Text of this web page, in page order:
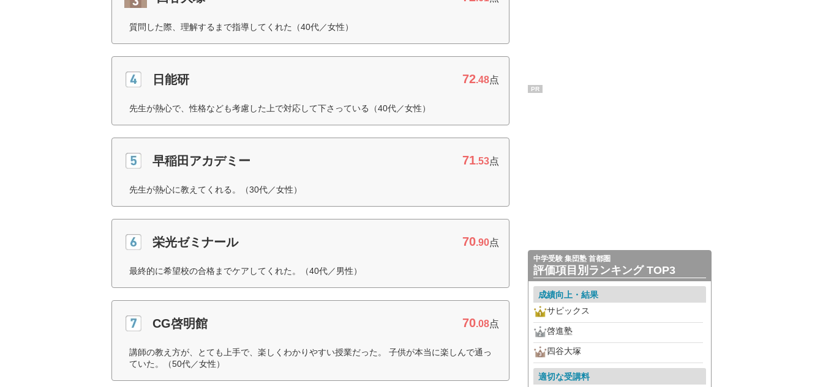
質問した際、理解するまで指導してくれた（40代／女性）
日能研 72.48点
先生が熱心で、性格なども考慮した上で対応して下さっている（40代／女性）
早稲田アカデミー 71.53点
先生が熱心に教えてくれる。（30代／女性）
栄光ゼミナール 70.90点
最終的に希望校の合格までケアしてくれた。（40代／男性）
CG啓明館 70.08点
講師の教え方が、とても上手で、楽しくわかりやすい授業だった。 子供が本当に楽しんで通っ
ていた。（50代／女性）
PR
中学受験 集団塾 首都圏
評価項目別ランキング TOP3
成績向上・結果
サピックス
啓進塾
四谷大塚
適切な受講料